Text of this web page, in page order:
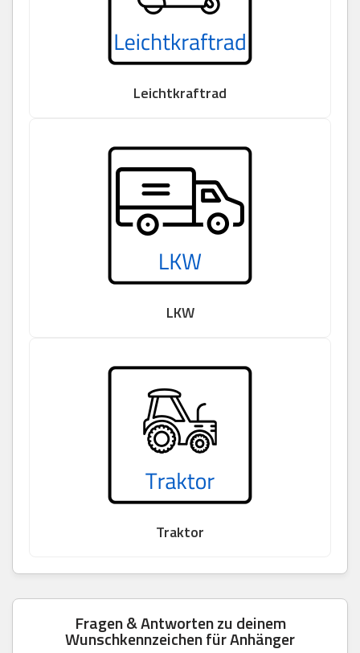
Leichtkraftrad
LKW
Traktor
Fragen & Antworten zu deinem
Wunschkennzeichen für Anhänger